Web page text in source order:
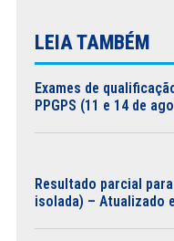
LEIA TAMBÉM
Exames de
PPGPS (11 e 14 de
Resultado parcial
isolada) – Atualizado